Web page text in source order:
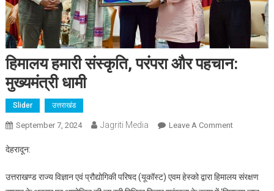
हिमालय हमारी संस्कृति, परंपरा और पहचान:
मुख्यमंत्री धामी
Slider उत्तराखंड
September 7, 2024 Jagriti Media Leave A CommentOn
परंपरा
देहरादून:
उत्तराखण्ड राज्य विज्ञान एवं प्रौद्योगिकी परिषद (यूकॉस्ट) एवम हेस्को द्वारा हिमालय संरक्षण